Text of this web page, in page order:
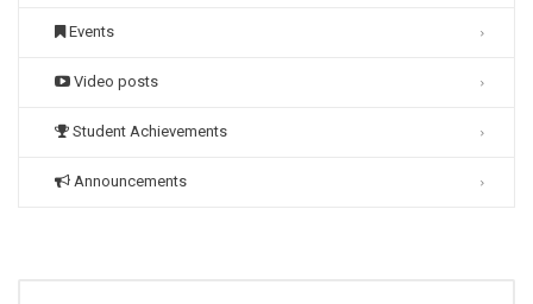
Events
Video posts
Student Achievements
Announcements